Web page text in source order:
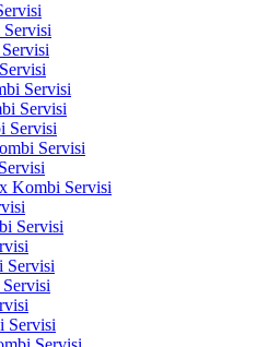
Servisi
Servisi
Servisi
Servisi
Kombi Servisi
Servisi
Servisi
Servisi